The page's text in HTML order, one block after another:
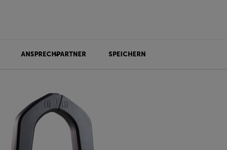
ANSPRECHPARTNER SPEICHERN